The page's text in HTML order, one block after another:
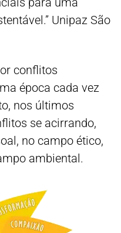
Unipaz São
conflitos
época cada vez
nos últimos
se acirrando,
no campo ético,
ambiental.